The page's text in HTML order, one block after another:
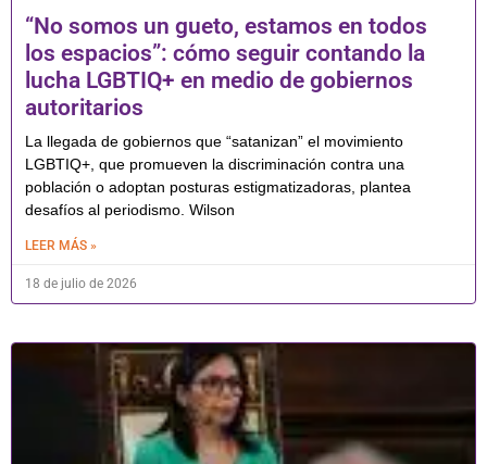
“No somos un gueto, estamos en todos
los espacios”: cómo seguir contando la
lucha LGBTIQ+ en medio de gobiernos
autoritarios
La llegada de gobiernos que “satanizan” el movimiento
LGBTIQ+, que promueven la discriminación contra una
población o adoptan posturas estigmatizadoras, plantea
desafíos al periodismo. Wilson
LEER MÁS »
18 de julio de 2026